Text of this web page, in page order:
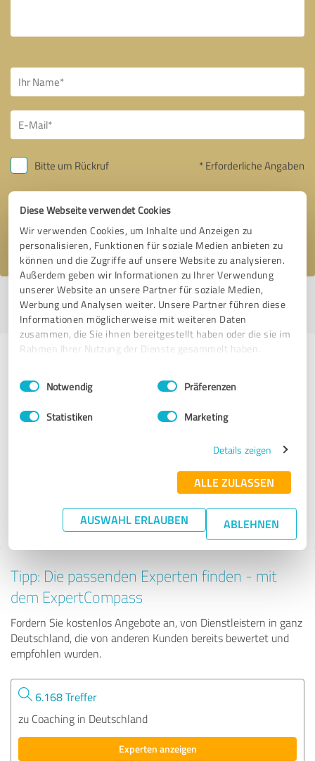
Diese Webseite verwendet Cookies
Wir verwenden Cookies, um Inhalte und Anzeigen zu
personalisieren, Funktionen für soziale Medien anbieten zu
können und die Zugriffe auf unsere Website zu analysieren.
Außerdem geben wir Informationen zu Ihrer Verwendung
unserer Website an unsere Partner für soziale Medien,
Werbung und Analysen weiter. Unsere Partner führen diese
Informationen möglicherweise mit weiteren Daten
zusammen, die Sie ihnen bereitgestellt haben oder die sie im
Rahmen Ihrer Nutzung der Dienste gesammelt haben.
Impressum Datenschutzbestimmungen
Einwilligungsauswahl
Notwendig Präferenzen
Statistiken Marketing
Details zeigen
ALLE ZULASSEN
AUSWAHL ERLAUBEN ABLEHNEN
Bitte um Rückruf * Erforderliche Angaben
Nachricht senden
Ich stimme den Datenschutzbestimmungenzu.
Profil aktiv seit 21.08.2016 |Letzte Aktualisierung: 19.02.2018|Profil
melden
Anbietern aus dem Bereich
Tipp: Die passenden Experten finden - mit
dem ExpertCompass
Fordern Sie kostenlos Angebote an, von Dienstleistern in ganz
Deutschland, die von anderen Kunden bereits bewertet und
empfohlen wurden.
6.168 Treffer
zu Coaching in Deutschland
Experten anzeigen